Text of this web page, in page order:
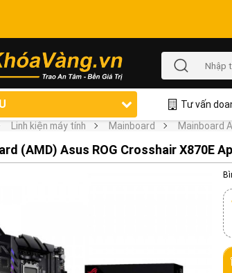
Tư vấn
Linh kiện máy tính Mainboard Mainboard
(AMD) Asus ROG Crosshair X870E